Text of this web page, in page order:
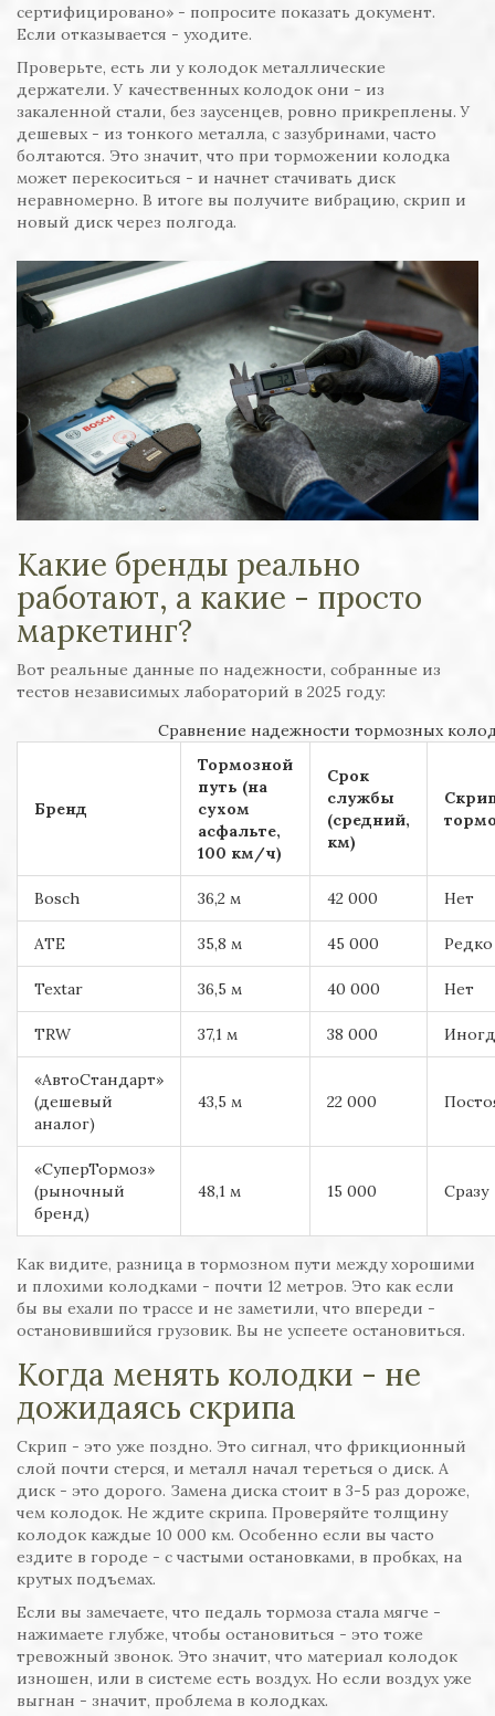
сертифицировано» - попросите показать документ.
Если отказывается - уходите.
Проверьте, есть ли у колодок металлические
держатели. У качественных колодок они - из
закаленной стали, без заусенцев, ровно прикреплены. У
дешевых - из тонкого металла, с зазубринами, часто
болтаются. Это значит, что при торможении колодка
может перекоситься - и начнет стачивать диск
неравномерно. В итоге вы получите вибрацию, скрип и
новый диск через полгода.
Какие бренды реально
работают, а какие - просто
маркетинг?
Вот реальные данные по надежности, собранные из
тестов независимых лабораторий в 2025 году:
Сравнение надежности тормозных
Бренд
Тормозной
путь (на
сухом
асфальте,
100 км/ч)
Срок
службы
(средний,
км)
Bosch 36,2 м 42 000 Нет
ATE 35,8 м 45 000 Редко
Textar 36,5 м 40 000 Нет
TRW 37,1 м 38 000
«АвтоСтандарт»
(дешевый
аналог)
43,5 м 22 000
«СуперТормоз»
(рыночный
бренд)
48,1 м 15 000 Сразу
Как видите, разница в тормозном пути между хорошими
и плохими колодками - почти 12 метров. Это как если
бы вы ехали по трассе и не заметили, что впереди -
остановившийся грузовик. Вы не успеете остановиться.
Когда менять колодки - не
дожидаясь скрипа
Скрип - это уже поздно. Это сигнал, что фрикционный
слой почти стерся, и металл начал тереться о диск. А
диск - это дорого. Замена диска стоит в 3-5 раз дороже,
чем колодок. Не ждите скрипа. Проверяйте толщину
колодок каждые 10 000 км. Особенно если вы часто
ездите в городе - с частыми остановками, в пробках, на
крутых подъемах.
Если вы замечаете, что педаль тормоза стала мягче -
нажимаете глубже, чтобы остановиться - это тоже
тревожный звонок. Это значит, что материал колодок
изношен, или в системе есть воздух. Но если воздух уже
выгнан - значит, проблема в колодках.